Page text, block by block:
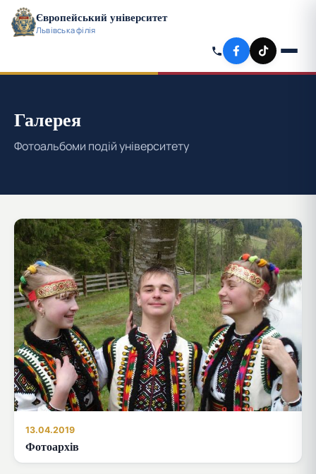
Європейський університет
Львівська філія
Галерея
Фотоальбоми подій університету
13.04.2019
Фотоархів